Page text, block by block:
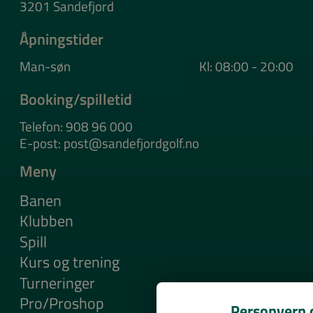
3201 Sandefjord
Åpningstider
Man-søn Kl: 08:00 - 20:00
Booking/spilletid
Telefon: 908 96 000
E-post: post@sandefjordgolf.no
Meny
Banen
Klubben
Spill
Kurs og trening
Turneringer
Pro/Proshop